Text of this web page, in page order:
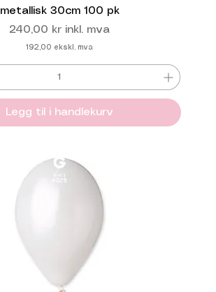
metallisk 30cm 100 pk
Pris
240,00 kr inkl. mva
192,00 ekskl. mva
Legg til i handlekurv